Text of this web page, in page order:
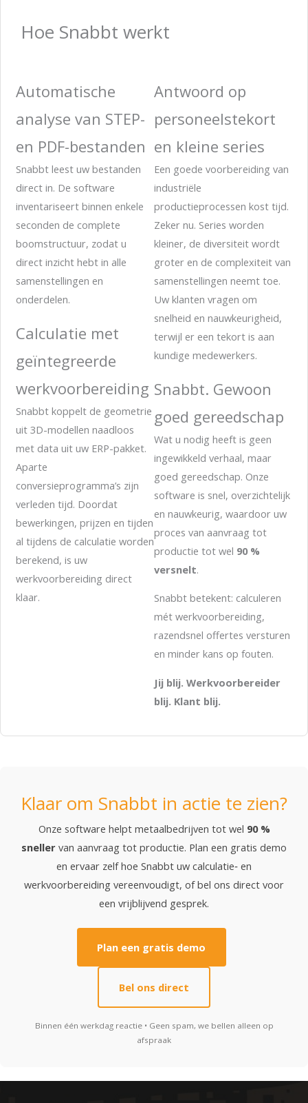
Hoe Snabbt werkt
Automatische
analyse van STEP-
en PDF-bestanden
Snabbt leest uw bestanden
direct in. De software
inventariseert binnen enkele
seconden de complete
boomstructuur, zodat u
direct inzicht hebt in alle
samenstellingen en
onderdelen.
Calculatie met
geïntegreerde
werkvoorbereiding
Snabbt koppelt de geometrie
uit 3D-modellen naadloos
met data uit uw ERP-pakket.
Aparte
conversieprogramma’s zijn
verleden tijd. Doordat
bewerkingen, prijzen en tijden
al tijdens de calculatie worden
berekend, is uw
werkvoorbereiding direct
klaar.
Antwoord op
personeelstekort
en kleine series
Een goede voorbereiding van
industriële
productieprocessen kost tijd.
Zeker nu. Series worden
kleiner, de diversiteit wordt
groter en de complexiteit van
samenstellingen neemt toe.
Uw klanten vragen om
snelheid en nauwkeurigheid,
terwijl er een tekort is aan
kundige medewerkers.
Snabbt. Gewoon
goed gereedschap
Wat u nodig heeft is geen
ingewikkeld verhaal, maar
goed gereedschap. Onze
software is snel, overzichtelijk
en nauwkeurig, waardoor uw
proces van aanvraag tot
productie tot wel 90 %
versnelt.
Snabbt betekent: calculeren
mét werkvoorbereiding,
razendsnel offertes versturen
en minder kans op fouten.
Jij blij. Werkvoorbereider
blij. Klant blij.
Klaar om Snabbt in actie te zien?
Onze software helpt metaalbedrijven tot wel 90 %
sneller van aanvraag tot productie. Plan een gratis demo
en ervaar zelf hoe Snabbt uw calculatie‑ en
werkvoorbereiding vereenvoudigt, of bel ons direct voor
een vrijblijvend gesprek.
Plan een gratis demo
Bel ons direct
Binnen één werkdag reactie • Geen spam, we bellen alleen op
afspraak